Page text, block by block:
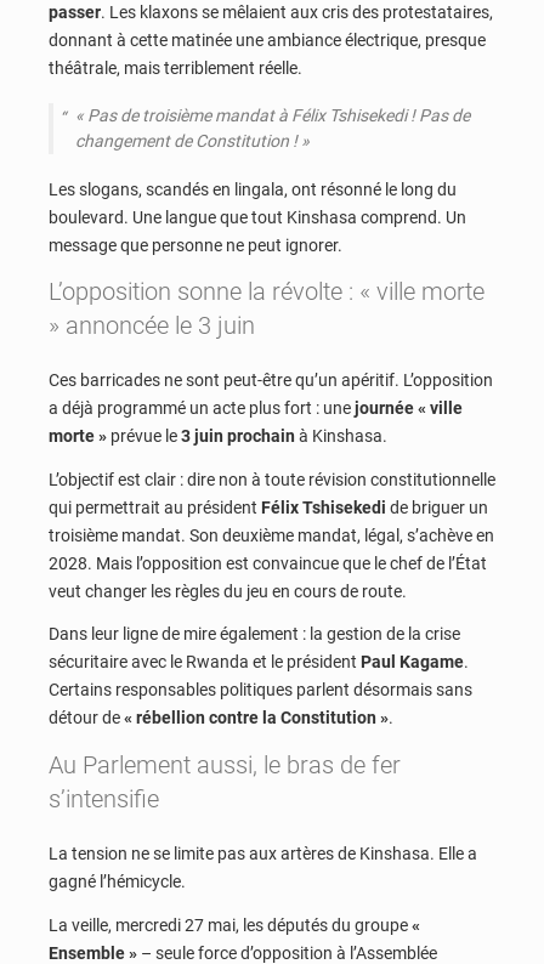
passer. Les klaxons se mêlaient aux cris des protestataires,
donnant à cette matinée une ambiance électrique, presque
théâtrale, mais terriblement réelle.
« Pas de troisième mandat à Félix Tshisekedi ! Pas de
changement de Constitution ! »
Les slogans, scandés en lingala, ont résonné le long du
boulevard. Une langue que tout Kinshasa comprend. Un
message que personne ne peut ignorer.
L’opposition sonne la révolte : « ville morte
» annoncée le 3 juin
Ces barricades ne sont peut-être qu’un apéritif. L’opposition
a déjà programmé un acte plus fort : unejournée « ville
morte » prévue le3 juin prochain à Kinshasa.
L’objectif est clair : dire non à toute révision constitutionnelle
qui permettrait au président Félix Tshisekedi de briguer un
troisième mandat. Son deuxième mandat, légal, s’achève en
2028. Mais l’opposition est convaincue que le chef de l’État
veut changer les règles du jeu en cours de route.
Dans leur ligne de mire également : la gestion de la crise
sécuritaire avec le Rwanda et le président Paul Kagame.
Certains responsables politiques parlent désormais sans
détour de« rébellion contre la Constitution ».
Au Parlement aussi, le bras de fer
s’intensifie
La tension ne se limite pas aux artères de Kinshasa. Elle a
gagné l’hémicycle.
La veille, mercredi 27 mai, les députés du groupe«
Ensemble » – seule force d’opposition à l’Assemblée